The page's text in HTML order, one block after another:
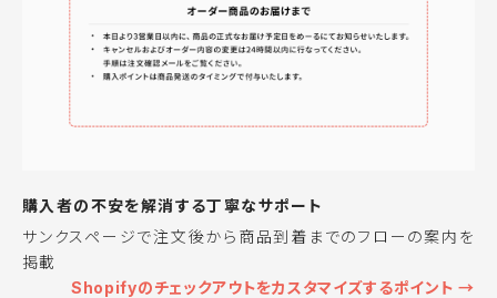
購入者の不安を解消する丁寧なサポート
サンクスページで注文後から商品到着までのフローの案内を
掲載
Shopifyのチェックアウトをカスタマイズするポイント →